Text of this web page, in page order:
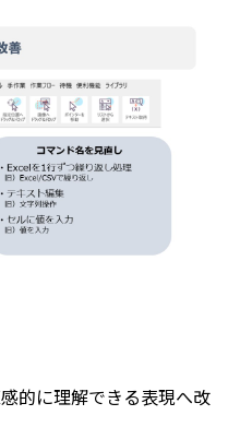
的に理解できる表現へ改